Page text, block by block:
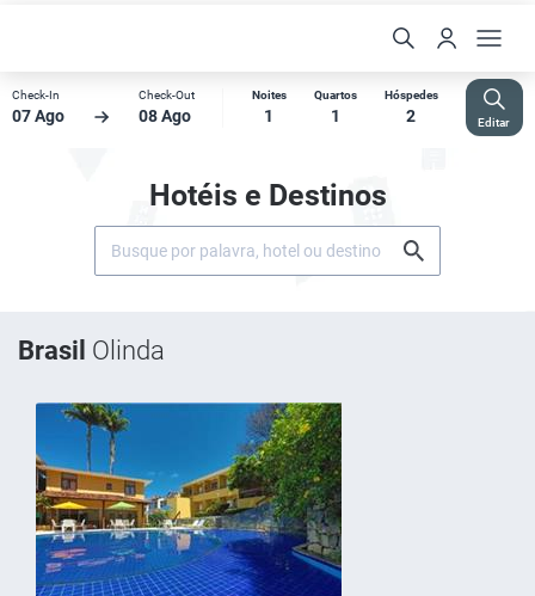
Check-In
07 Ago
Check-Out
08 Ago
Noites
1
Quartos
1
Hóspedes
2 Editar
Hotéis e Destinos
Brasil Olinda